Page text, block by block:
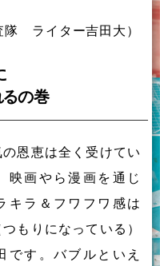
隊 ラ イ タ ー吉田大 ）
るの巻
の恩恵は全 く 受 けて い
映画や ら漫画 を 通 じ
キ ラ ＆ フ ワ フ ワ 感は
つ も り に な って い る ）
です 。 バブ ル と い え